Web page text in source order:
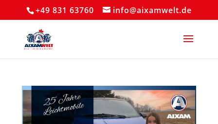
+49 831 63760 info@aixamwelt.de